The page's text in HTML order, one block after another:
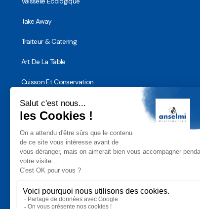
Take Away
Traiteur & Catering
Art De La Table
Cuisson Et Conservation
Hygiène, Sécurité et Traçabilité
Vaisselle Réutilisable
Noël